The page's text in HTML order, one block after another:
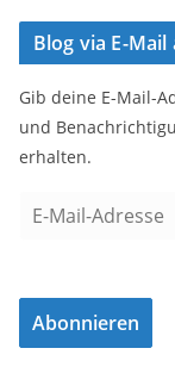
Blog via E-
Gib deine E-Mail-
und
erhalten.
a
l
Abonnieren